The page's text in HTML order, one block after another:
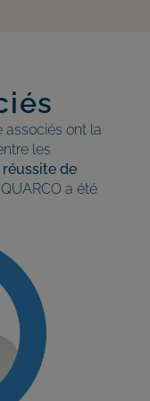
ont la
les
de
a été